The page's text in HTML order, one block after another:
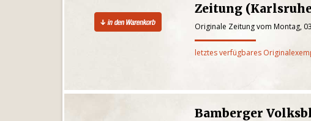
Zeitung
Originale Zeitung vom Montag,
letztes verfügbares
Bamberger